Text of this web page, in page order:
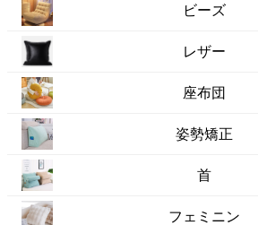
ビーズ
レザー
座布団
姿勢矯正
首
フェミニン